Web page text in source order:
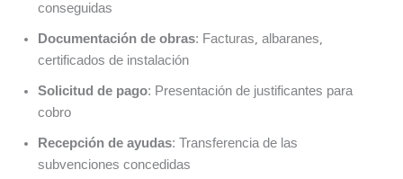
conseguidas
Documentación de obras: Facturas, albaranes,
certificados de instalación
Solicitud de pago: Presentación de justificantes para
cobro
Recepción de ayudas: Transferencia de las
subvenciones concedidas